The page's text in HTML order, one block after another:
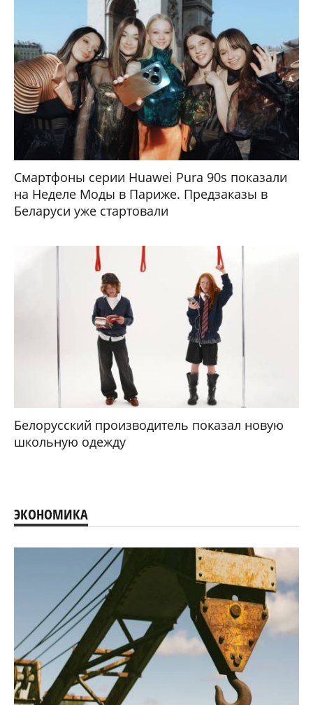
Смартфоны серии Huawei Pura 90s показали
на Неделе Моды в Париже. Предзаказы в
Беларуси уже стартовали
Белорусский производитель показал новую
школьную одежду
ЭКОНОМИКА